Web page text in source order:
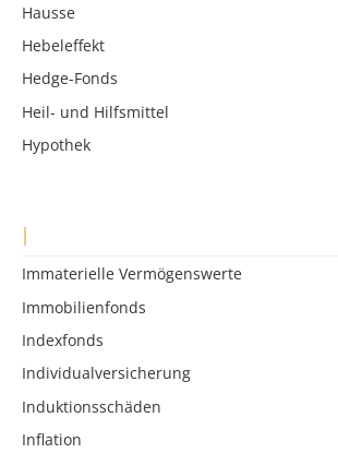
Hausse
Hebeleffekt
Hedge-Fonds
Heil- und Hilfsmittel
Hypothek
I
Immaterielle Vermögenswerte
Immobilienfonds
Indexfonds
Individualversicherung
Induktionsschäden
Inflation